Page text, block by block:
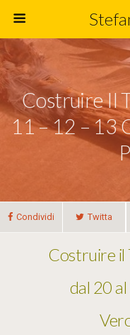
Costruire Il
11 – 12 – 13
Condividi Twitta
Costruire il
dal 20